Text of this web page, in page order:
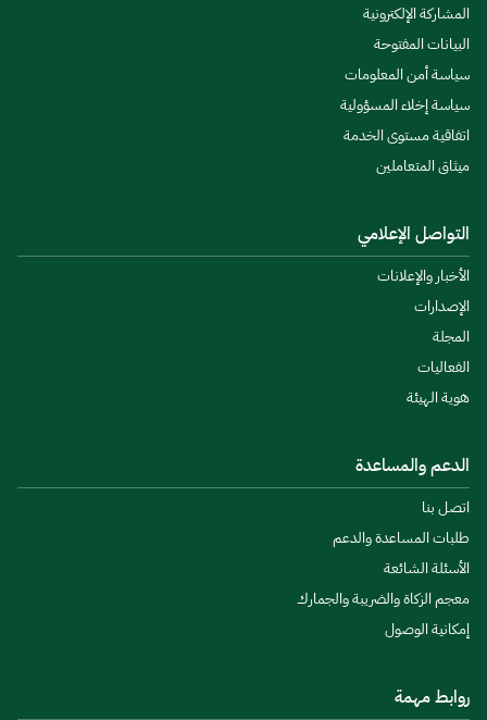
المشاركة الإلكترونية
البيانات المفتوحة
سياسة أمن المعلومات
سياسة إخلاء المسؤولية
اتفاقية مستوى الخدمة
ميثاق المتعاملين
التواصل الإعلامي
الأخبار والإعلانات
الإصدارات
المجلة
الفعاليات
هوية الهيئة
الدعم والمساعدة
اتصل بنا
طلبات المساعدة والدعم
الأسئلة الشائعة
معجم الزكاة والضريبة والجمارك
إمكانية الوصول
روابط مهمة